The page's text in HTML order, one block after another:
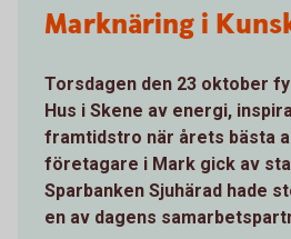
Marknäring i
Torsdagen den 23 oktober
Hus i Skene av energi,
framtidstro när årets bästa
företagare i Mark gick av
Sparbanken Sjuhärad hade
en av dagens